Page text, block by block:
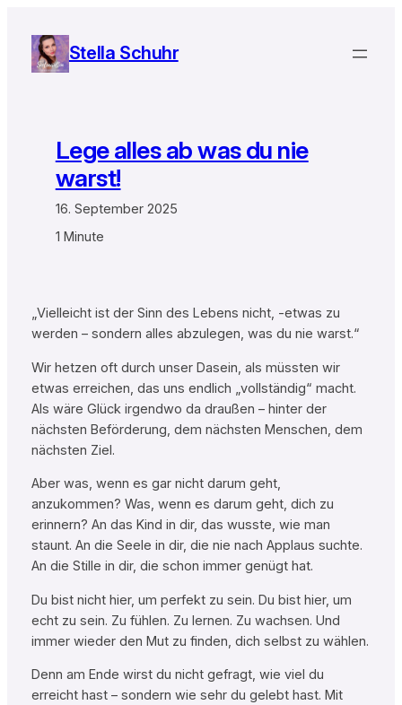
Inhalt
springen
Stella Schuhr
Lege alles ab was du nie
warst!
16. September 2025
1 Minute
„Vielleicht ist der Sinn des Lebens nicht, -etwas zu
werden – sondern alles abzulegen, was du nie warst.“
Wir hetzen oft durch unser Dasein, als müssten wir
etwas erreichen, das uns endlich „vollständig“ macht.
Als wäre Glück irgendwo da draußen – hinter der
nächsten Beförderung, dem nächsten Menschen, dem
nächsten Ziel.
Aber was, wenn es gar nicht darum geht,
anzukommen? Was, wenn es darum geht, dich zu
erinnern? An das Kind in dir, das wusste, wie man
staunt. An die Seele in dir, die nie nach Applaus suchte.
An die Stille in dir, die schon immer genügt hat.
Du bist nicht hier, um perfekt zu sein. Du bist hier, um
echt zu sein. Zu fühlen. Zu lernen. Zu wachsen. Und
immer wieder den Mut zu finden, dich selbst zu wählen.
Denn am Ende wirst du nicht gefragt, wie viel du
erreicht hast – sondern wie sehr du gelebt hast. Mit